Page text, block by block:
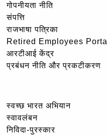
गोपनीयता नीति
संपत्ति
राजभाषा पत्रिका
Retired Employees Portal
आरटीआई केंद्र
प्रबंधन नीति और प्रकटीकरण
स्वच्छ भारत अभियान
स्वावलंबन
निविदा-पुरस्कार